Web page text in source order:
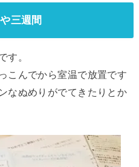
三週間
す。
こんでから室温で放置です
なぬめりがでてきたりとか